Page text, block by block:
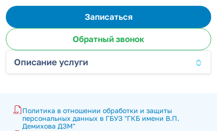
Записаться
Обратный звонок
Описание услуги
Политика в отношении обработки и защиты
персональных данных в ГБУЗ "ГКБ имени В.П.
Демихова ДЗМ"